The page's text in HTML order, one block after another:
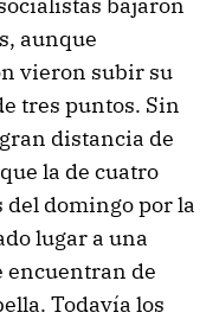
aunque
vieron subir su
tres puntos. Sin
distancia de
la de cuatro
del domingo por la
lugar a una
encuentran de
Todavía los